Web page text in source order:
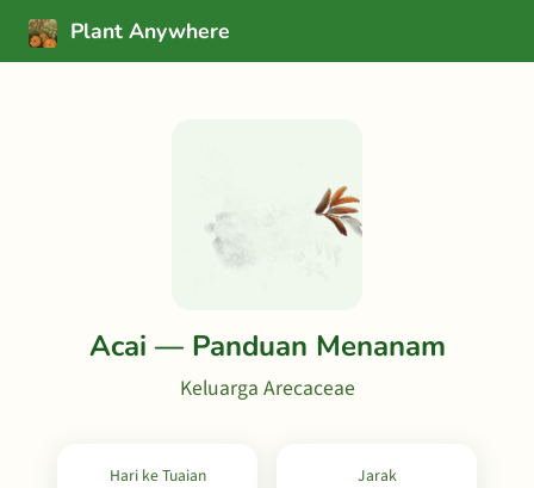
Plant Anywhere
Acai — Panduan Menanam
Keluarga Arecaceae
Hari ke Tuaian Jarak